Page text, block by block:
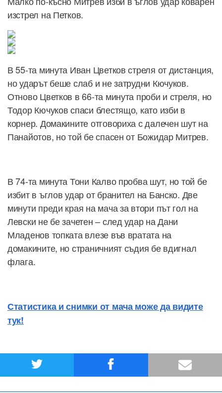
изстрел на Петков.
В 55-та минута Иван Цветков стреля от дистанция,
но ударът беше слаб и не затрудни Кючуков.
Отново Цветков в 66-та минута проби и стреля, но
Тодор Кючуков спаси блестящо, като изби в
корнер. Домакините отговориха с далечен шут на
Панайотов, но той бе спасен от Божидар Митрев.
В 74-та минута Тони Калво пробва шут, но той бе
избит в ъглов удар от бранител на Банско. Две
минути преди края на мача за втори път гол на
Левски не бе зачетен – след удар на Дани
Младенов топката влезе във вратата на
домакините, но страничният съдия бе вдигнал
флага.
Статистика и снимки от мача може да видите
тук!